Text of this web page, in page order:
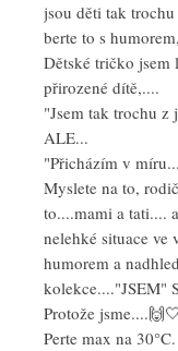
jsou děti tak
berte to s
Dětské tričko jsem
přirozené dítě,....
"Jsem tak trochu z
ALE...
"Přicházím v
Myslete na to,
to....mami a tati....
nelehké situace ve
humorem a
kolekce...."JSEM"
Protože
Perte max na 30°C.